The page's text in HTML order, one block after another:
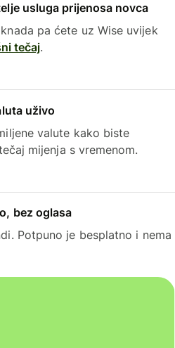
usluga prijenosa novca
pa ćete uz Wise uvijek
tečaj.
uživo
valute kako biste
mijenja s vremenom.
bez oglasa
Potpuno je besplatno i nema